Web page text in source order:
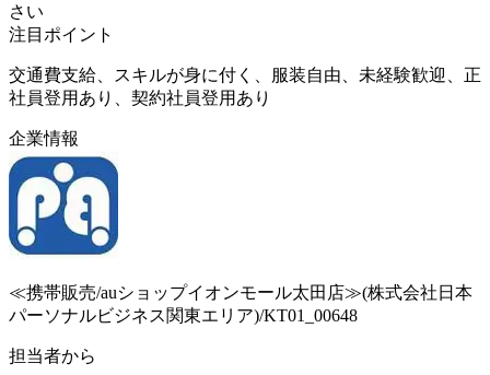
さい
注目ポイント
交通費支給、スキルが身に付く、服装自由、未経験歓迎、正
社員登用あり、契約社員登用あり
企業情報
≪携帯販売/auショップイオンモール太田店≫(株式会社日本
パーソナルビジネス関東エリア)/KT01_00648
担当者から